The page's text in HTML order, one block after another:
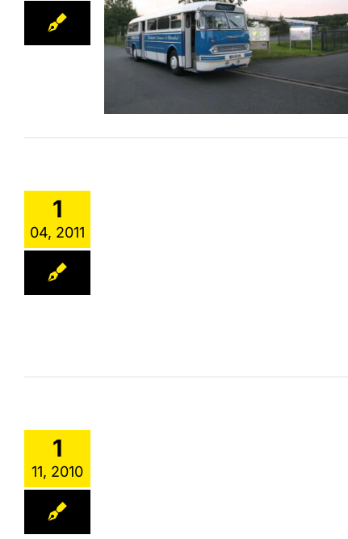
1
04, 2011
1
11, 2010